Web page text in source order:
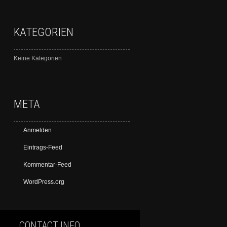
KATEGORIEN
Keine Kategorien
META
Anmelden
Eintrags-Feed
Kommentar-Feed
WordPress.org